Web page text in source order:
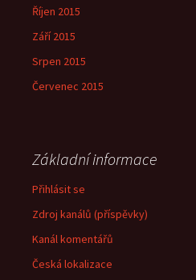
Říjen 2015
Září 2015
Srpen 2015
Červenec 2015
Základní informace
Přihlásit se
Zdroj kanálů (příspěvky)
Kanál komentářů
Česká lokalizace